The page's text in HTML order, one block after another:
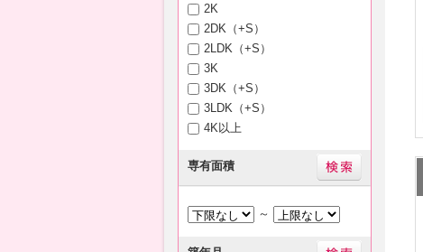
2K
2DK（+S）
2LDK（+S）
3K
3DK（+S）
3LDK（+S）
4K以上
専有面積
～